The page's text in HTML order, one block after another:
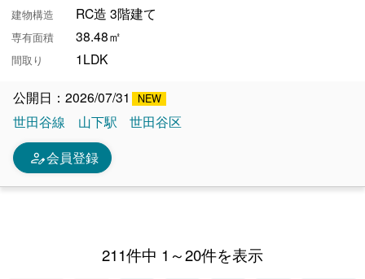
建物構造 RC造 3階建て
専有面積 38.48㎡
間取り 1LDK
公開日：2026/07/31
世田谷線
山下駅 世田谷区
person_edit会員登録
211件中 1～20件を表示